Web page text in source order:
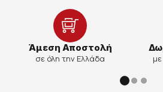
Άμεση Αποστολή
σε όλη την Ελλάδα